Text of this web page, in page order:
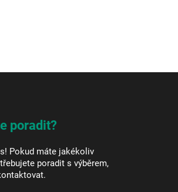
poradit?
Pokud máte jakékoliv
poradit s výběrem,